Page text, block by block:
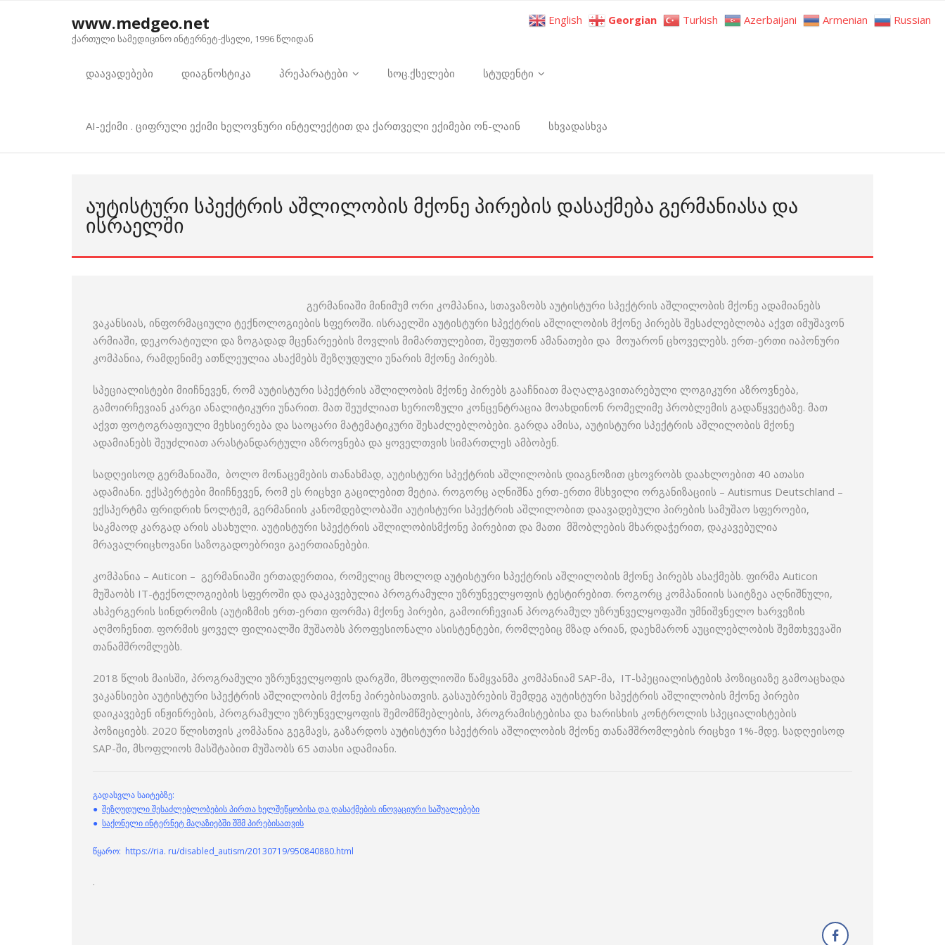
www.medgeo.net
ქართული სამედიცინო ინტერნეტ-ქსელი, 1996 წლიდან
დაავადებები დიაგნოსტიკა პრეპარატები სოც.ქსელები სტუდენტი
AI-ექიმი . ციფრული ექიმი ხელოვნური ინტელექტით და ქართველი ექიმები ონ-ლაინ სხვადასხვა
ᲐᲣᲢᲘᲡᲢᲣᲠᲘ ᲡᲞᲔᲥᲢᲠᲘᲡ ᲐᲨᲚᲘᲚᲝᲑᲘᲡ ᲛᲥᲝᲜᲔ ᲞᲘᲠᲔᲑᲘᲡ ᲓᲐᲡᲐᲥᲛᲔᲑᲐ ᲒᲔᲠᲛᲐᲜᲘᲐᲡᲐ ᲓᲐ
ᲘᲡᲠᲐᲔᲚᲨᲘ
გერმანიაში მინიმუმ ორი კომპანია, სთავაზობს აუტისტური სპექტრის აშლილობის მქონე ადამიანებს
ვაკანსიას, ინფორმაციული ტექნოლოგიების სფეროში. ისრაელში აუტისტური სპექტრის აშლილობის მქონე პირებს შესაძლებლობა აქვთ იმუშავონ
არმიაში, დეკორატიული და ზოგადად მცენარეების მოვლის მიმართულებით, შეფუთონ ამანათები და მოუარონ ცხოველებს. ერთ-ერთი იაპონური
კომპანია, რამდენიმე ათწლეულია ასაქმებს შეზღუდული უნარის მქონე პირებს.
სპეციალისტები მიიჩნევენ, რომ აუტისტური სპექტრის აშლილობის მქონე პირებს გააჩნიათ მაღალგავითარებული ლოგიკური აზროვნება,
გამოირჩევიან კარგი ანალიტიკური უნარით. მათ შეუძლიათ სერიოზული კონცენტრაცია მოახდინონ რომელიმე პრობლემის გადაწყვეტაზე. მათ
აქვთ ფოტოგრაფიული მეხსიერება და საოცარი მატემატიკური შესაძლებლობები. გარდა ამისა, აუტისტური სპექტრის აშლილობის მქონე
ადამიანებს შეუძლიათ არასტანდარტული აზროვნება და ყოველთვის სიმართლეს ამბობენ.
სადღეისოდ გერმანიაში, ბოლო მონაცემების თანახმად, აუტისტური სპექტრის აშლილობის დიაგნოზით ცხოვრობს დაახლოებით 40 ათასი
ადამიანი. ექსპერტები მიიჩნევენ, რომ ეს რიცხვი გაცილებით მეტია. როგორც აღნიშნა ერთ-ერთი მსხვილი ორგანიზაციის – Autismus Deutschland –
ექსპერტმა ფრიდრიხ ნოლტემ, გერმანიის კანომდებლობაში აუტისტური სპექტრის აშლილობით დაავადებული პირების სამუშაო სფეროები,
საკმაოდ კარგად არის ასახული. აუტისტური სპექტრის აშლილობისმქონე პირებით და მათი მშობლების მხარდაჭერით, დაკავებულია
მრავალრიცხოვანი საზოგადოებრივი გაერთიანებები.
კომპანია – Auticon – გერმანიაში ერთადერთია, რომელიც მხოლოდ აუტისტური სპექტრის აშლილობის მქონე პირებს ასაქმებს. ფირმა Auticon
მუშაობს IT-ტექნოლოგიების სფეროში და დაკავებულია პროგრამული უზრუნველყოფის ტესტირებით. როგორც კომპანიიის საიტზეა აღნიშნული,
ასპერგერის სინდრომის (აუტიზმის ერთ-ერთი ფორმა) მქონე პირები, გამოირჩევიან პროგრამულ უზრუნველყოფაში უმნიშვნელო ხარვეზის
აღმოჩენით. ფორმის ყოველ ფილიალში მუშაობს პროფესიონალი ასისტენტები, რომლებიც მზად არიან, დაეხმარონ აუცილებლობის შემთხვევაში
თანამშრომლებს.
2018 წლის მაისში, პროგრამული უზრუნველყოფის დარგში, მსოფლიოში წამყვანმა კომპანიამ SAP-მა, IT-სპეციალისტების პოზიციაზე გამოაცხადა
ვაკანსიები აუტისტური სპექტრის აშლილობის მქონე პირებისათვის. გასაუბრების შემდეგ აუტისტური სპექტრის აშლილობის მქონე პირები
დაიკავებენ ინჟინრების, პროგრამული უზრუნველყოფის შემომწმებლების, პროგრამისტებისა და ხარისხის კონტროლის სპეციალისტების
პოზიციებს. 2020 წლისთვის კომპანია გეგმავს, გაზარდოს აუტისტური სპექტრის აშლილობის მქონე თანამშრომლების რიცხვი 1%-მდე. სადღეისოდ
SAP-ში, მსოფლიოს მასშტაბით მუშაობს 65 ათასი ადამიანი.
გადასვლა საიტებზე:
● შეზღუდული შესაძლებლობების პირთა ხელშეწყობისა და დასაქმების ინოვაციური საშუალებები
● საქონელი ინტერნეტ მაღაზიებში შშმ პირებისათვის
წყარო: https://ria. ru/disabled_autism/20130719/950840880.html
.
English Georgian Turkish Azerbaijani Armenian Russian